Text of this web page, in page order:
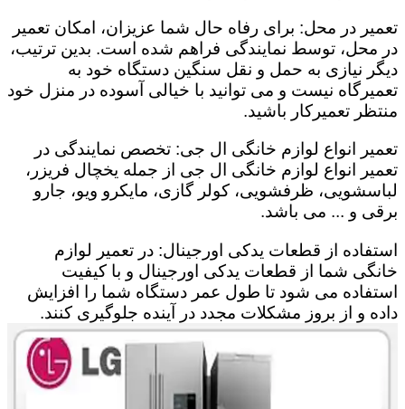
تعمیر در محل: برای رفاه حال شما عزیزان، امکان تعمیر
در محل، توسط نمایندگی فراهم شده است. بدین ترتیب،
دیگر نیازی به حمل و نقل سنگین دستگاه خود به
تعمیرگاه نیست و می توانید با خیالی آسوده در منزل خود
منتظر تعمیرکار باشید.
تعمیر انواع لوازم خانگی ال جی: تخصص نمایندگی در
تعمیر انواع لوازم خانگی ال جی از جمله یخچال فریزر،
لباسشویی، ظرفشویی، کولر گازی، مایکرو ویو، جارو
برقی و ... می باشد.
استفاده از قطعات یدکی اورجینال: در تعمیر لوازم
خانگی شما از قطعات یدکی اورجینال و با کیفیت
استفاده می شود تا طول عمر دستگاه شما را افزایش
داده و از بروز مشکلات مجدد در آینده جلوگیری کنند.